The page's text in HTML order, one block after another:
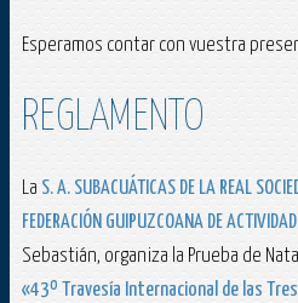
Esperamos contar con vuestra
REGLAMENTO
La S. A. SUBACUÁTICAS DE LA REAL
FEDERACIÓN GUIPUZCOANA DE
Sebastián, organiza la Prueba de
«43º Travesía Internacional de las